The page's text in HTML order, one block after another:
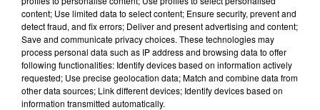
14 mai 2025 - 4 min 6 sec
L'INFO DE LA LOZÈRE DU 14/05/25 À
06H00
L'info de la Lozère
content; Use limited data to select content; Ensure security, prevent and
detect fraud, and fix errors; Deliver and present advertising and content;
Save and communicate privacy choices. These technologies may
process personal data such as IP address and browsing data to offer
following functionalities: Identify devices based on information actively
requested; Use precise geolocation data; Match and combine data from
other data sources; Link different devices; Identify devices based on
information transmitted automatically.